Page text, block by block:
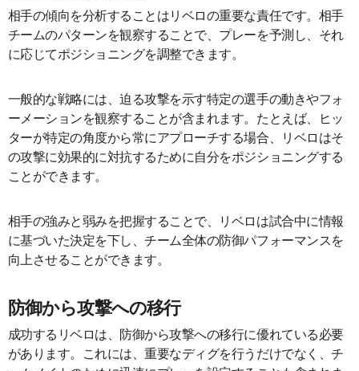
相手の傾向を分析することはリベロの重要な責任です。相手
チームのパターンを観察することで、プレーを予測し、それ
に応じてポジショニングを調整できます。
一般的な戦略には、迫る攻撃を示す特定の選手の動きやフォ
ーメーションを観察することが含まれます。たとえば、ヒッ
ターが特定の角度から常にアプローチする場合、リベロはそ
の攻撃に効果的に対抗するために自分をポジショニングする
ことができます。
相手の強みと弱みを把握することで、リベロは試合中に情報
に基づいた決定を下し、チーム全体の防御パフォーマンスを
向上させることができます。
防御から攻撃への移行
成功するリベロは、防御から攻撃への移行に優れている必要
があります。これには、重要なディグを行うだけでなく、チ